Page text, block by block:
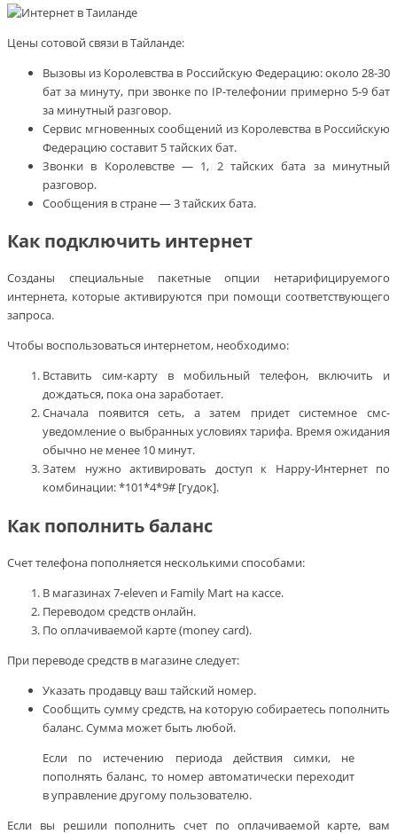
Цены сотовой связи в Тайланде:
Вызовы из Королевства в Российскую Федерацию: около 28-30
бат за минуту, при звонке по IP-телефонии примерно 5-9 бат
за минутный разговор.
Сервис мгновенных сообщений из Королевства в Российскую
Федерацию составит 5 тайских бат.
Звонки в Королевстве — 1, 2 тайских бата за минутный
разговор.
Сообщения в стране — 3 тайских бата.
Как подключить интернет
Созданы специальные пакетные опции нетарифицируемого
интернета, которые активируются при помощи соответствующего
запроса.
Чтобы воспользоваться интернетом, необходимо:
Вставить сим-карту в мобильный телефон, включить и
дождаться, пока она заработает.
Сначала появится сеть, а затем придет системное смс-
уведомление о выбранных условиях тарифа. Время ожидания
обычно не менее 10 минут.
Затем нужно активировать доступ к Happy-Интернет по
комбинации: *101*4*9# [гудок].
Как пополнить баланс
Счет телефона пополняется несколькими способами:
В магазинах 7-eleven и Family Mart на кассе.
Переводом средств онлайн.
По оплачиваемой карте (money card).
При переводе средств в магазине следует:
Указать продавцу ваш тайский номер.
Сообщить сумму средств, на которую собираетесь пополнить
баланс. Сумма может быть любой.
Если по истечению периода действия симки, не
пополнять баланс, то номер автоматически переходит
в управление другому пользователю.
Если вы решили пополнить счет по оплачиваемой карте, вам